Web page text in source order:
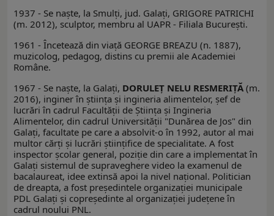
1937 - Se naşte, la Smulţi, jud. Galaţi, GRIGORE PATRICHI
(m. 2012), sculptor, membru al UAPR - Filiala Bucureşti.
1961 - Încetează din viaţă GEORGE BREAZU (n. 1887),
muzicolog, pedagog, distins cu premii ale Academiei
Române.
1967 - Se naşte, la Galaţi, DORULEŢ NELU RESMERIŢĂ (m.
2016), inginer în ştiinţa şi ingineria alimentelor, şef de
lucrări în cadrul Facultăţii de Ştiinţa şi Ingineria
Alimentelor, din cadrul Universităţii "Dunărea de Jos" din
Galaţi, facultate pe care a absolvit-o în 1992, autor al mai
multor cărți și lucrări științifice de specialitate. A fost
inspector școlar general, poziţie din care a implementat în
Galaţi sistemul de supraveghere video la examenul de
bacalaureat, idee extinsă apoi la nivel naţional. Politician
de dreapta, a fost preşedintele organizaţiei municipale
PDL Galaţi şi copreşedinte al organizaţiei judeţene în
cadrul noului PNL.